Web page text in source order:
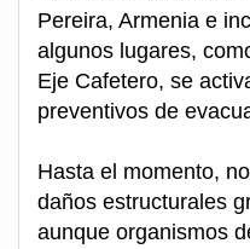
Pereira, Armenia e
algunos lugares,
Eje Cafetero, se
preventivos de
Hasta el momento,
daños estructurales
aunque organismos